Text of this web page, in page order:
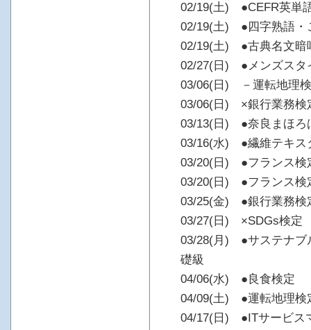
02/19(土) ●CEFR英単
02/19(土) ●四字熟語・
02/19(土) ●古典名文暗
02/27(日) ●メンズスタ
03/06(日) －運転地理
03/06(日) ×銀行業務検
03/13(日) ●奈良まほろ
03/16(水) ●繊維テキス
03/20(日) ●フランス検
03/20(日) ●フランス検
03/25(金) ●銀行業務検
03/27(日) ×SDGs検定
03/28(月) ●サステナブ
礎級
04/06(水) ●良食検定
04/09(土) ●運転地理検
04/17(日) ●ITサービス